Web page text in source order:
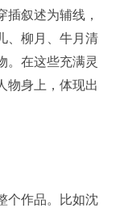
叙述为辅线，
、柳月、牛月清
。在这些充满灵
物身上，体现出
个作品。比如沈